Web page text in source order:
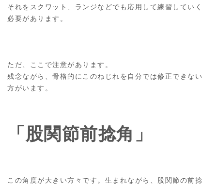
それをスクワット、ランジなどでも応用して練習していく
必要があります。
ただ、ここで注意があります。
残念ながら、骨格的にこのねじれを自分では修正できない
方がいます。
「股関節前捻角」
この角度が大きい方々です。生まれながら、股関節の前捻